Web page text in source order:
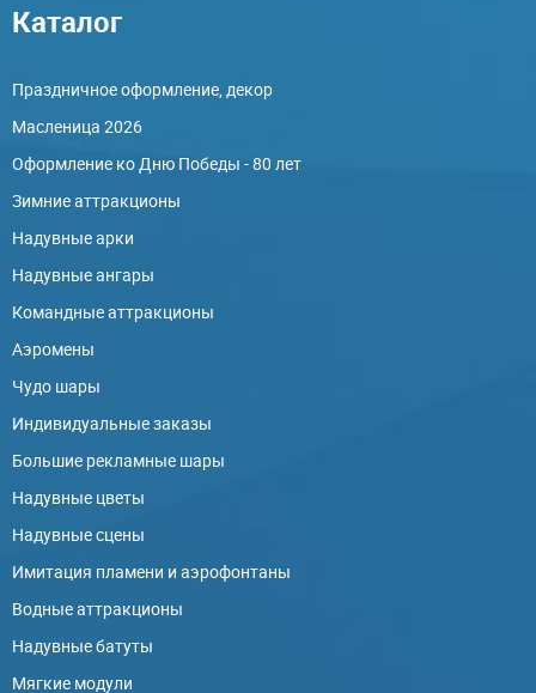
Каталог
Праздничное оформление, декор
Масленица 2026
Оформление ко Дню Победы - 80 лет
Зимние аттракционы
Надувные арки
Надувные ангары
Командные аттракционы
Аэромены
Чудо шары
Индивидуальные заказы
Большие рекламные шары
Надувные цветы
Надувные сцены
Имитация пламени и аэрофонтаны
Водные аттракционы
Надувные батуты
Мягкие модули